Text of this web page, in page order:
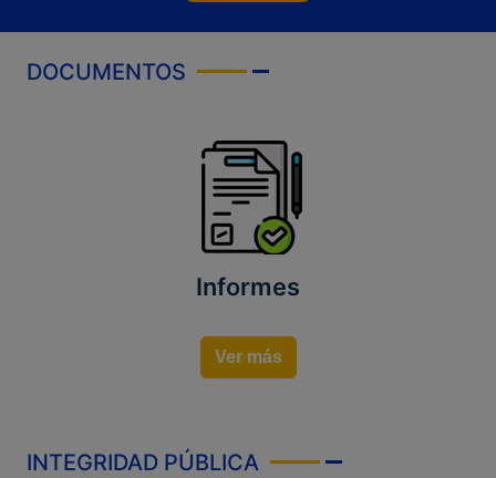
DOCUMENTOS
Informes
Ver más
INTEGRIDAD PÚBLICA